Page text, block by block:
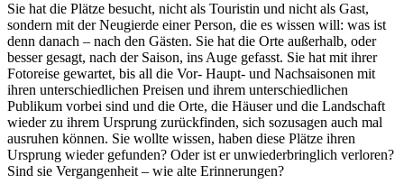
Sie hat die Plätze besucht, nicht als Touristin und nicht als Gast,
sondern mit der Neugierde einer Person, die es wissen will: was ist
denn danach – nach den Gästen. Sie hat die Orte außerhalb, oder
besser gesagt, nach der Saison, ins Auge gefasst. Sie hat mit ihrer
Fotoreise gewartet, bis all die Vor- Haupt- und Nachsaisonen mit
ihren unterschiedlichen Preisen und ihrem unterschiedlichen
Publikum vorbei sind und die Orte, die Häuser und die Landschaft
wieder zu ihrem Ursprung zurückfinden, sich sozusagen auch mal
ausruhen können. Sie wollte wissen, haben diese Plätze ihren
Ursprung wieder gefunden? Oder ist er unwiederbringlich verloren?
Sind sie Vergangenheit – wie alte Erinnerungen?